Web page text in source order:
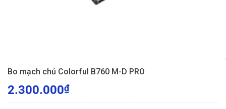
Bo mạch chủ Colorful B760 M-D PRO
2.300.000₫